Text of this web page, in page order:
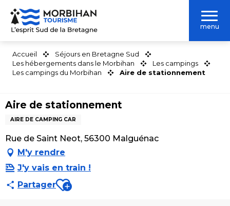
Aller
contenu
menu
Accueil
Séjours en Bretagne Sud
Les hébergements dans le Morbihan
Les campings
Les campings du Morbihan
Aire de stationnement
Aire de stationnement
AIRE DE CAMPING CAR
Rue de Saint Neot, 56300 Malguénac
M'y rendre
J'y vais en train !
PartagerAjouter aux favoris